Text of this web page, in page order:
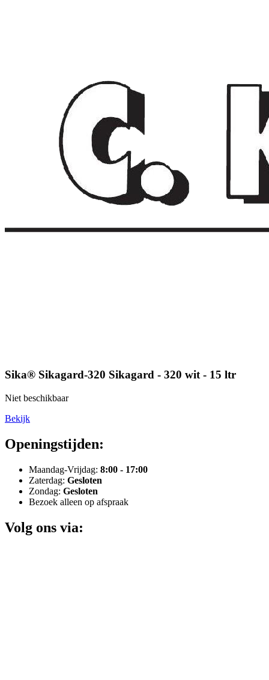
Sika® Sikagard-320 Sikagard - 320 wit - 15 ltr
Niet beschikbaar
Bekijk
Openingstijden:
Maandag-Vrijdag: 8:00 - 17:00
Zaterdag: Gesloten
Zondag: Gesloten
Bezoek alleen op afspraak
Volg ons via: